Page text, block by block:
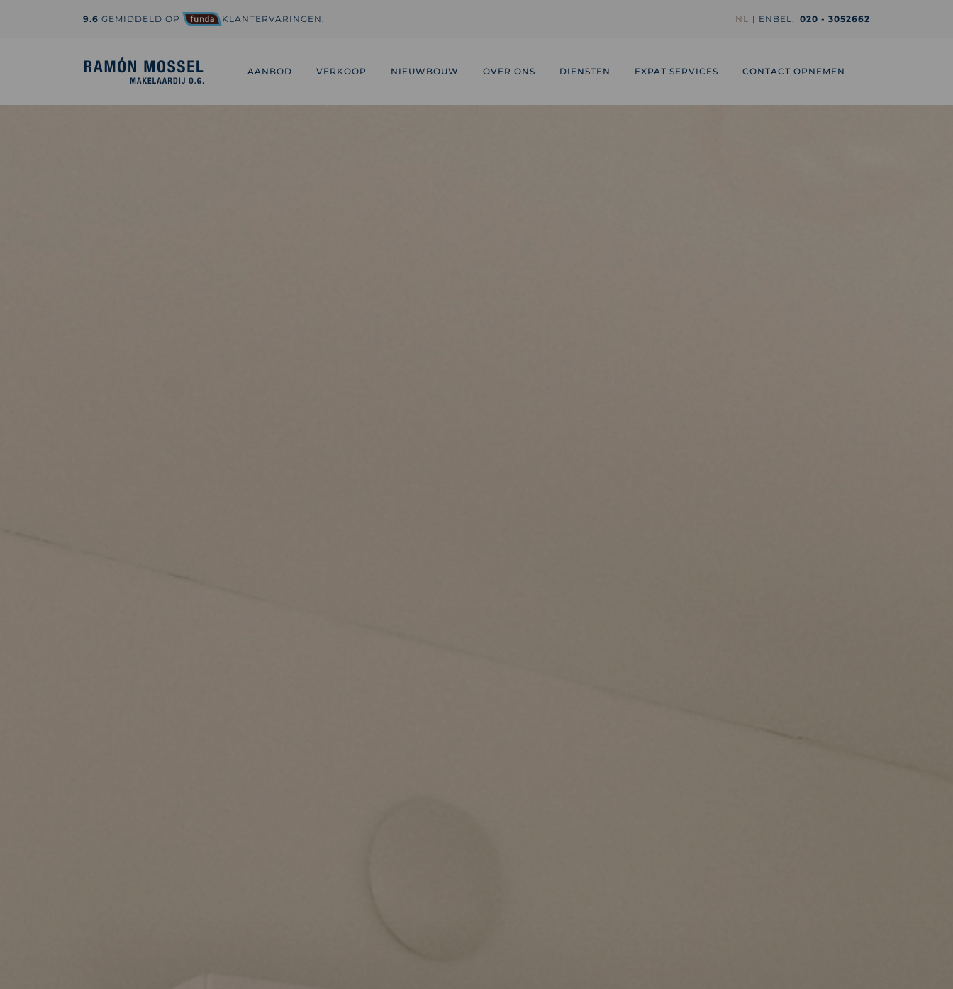
1-800-995-3959 hi@sedona.com
9.6 GEMIDDELD OP KLANTERVARINGEN: NL EN BEL: 020 - 3052662
AANBOD VERKOOP NIEUWBOUW OVER ONS DIENSTEN EXPAT SERVICES CONTACT OPNEMEN